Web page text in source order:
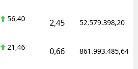
56,40 2,45 52.579.398,20
21,46 0,66 861.993.485,64